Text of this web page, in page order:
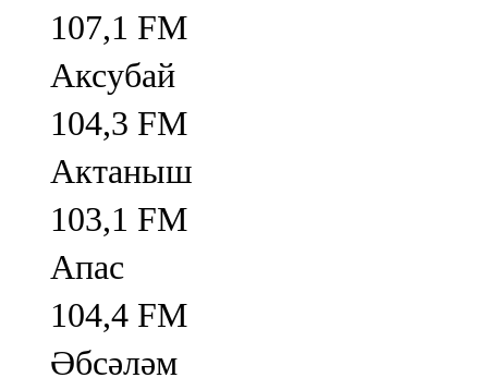
107,1 FM
Аксубай
104,3 FM
Актаныш
103,1 FM
Апас
104,4 FM
Әбсәләм